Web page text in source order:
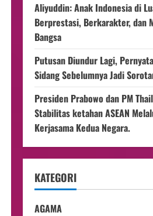
Aliyuddin: Anak Indonesia di
Berprestasi, Berkarakter, dan
Bangsa
Putusan Diundur Lagi,
Sidang Sebelumnya Jadi
Presiden Prabowo dan PM
Stabilitas ketahan ASEAN
Kerjasama Kedua Negara.
KATEGORI
AGAMA